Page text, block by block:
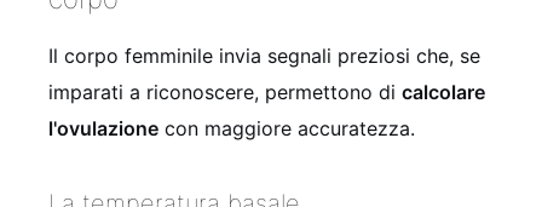
Il corpo femminile invia segnali preziosi che, se
imparati a riconoscere, permettono di calcolare
l'ovulazione con maggiore accuratezza.